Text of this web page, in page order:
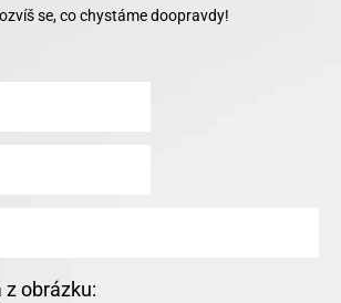
se, co chystáme doopravdy!
obrázku: